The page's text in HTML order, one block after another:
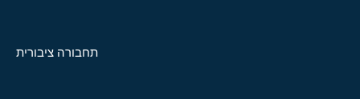
תחבורה ציבורית